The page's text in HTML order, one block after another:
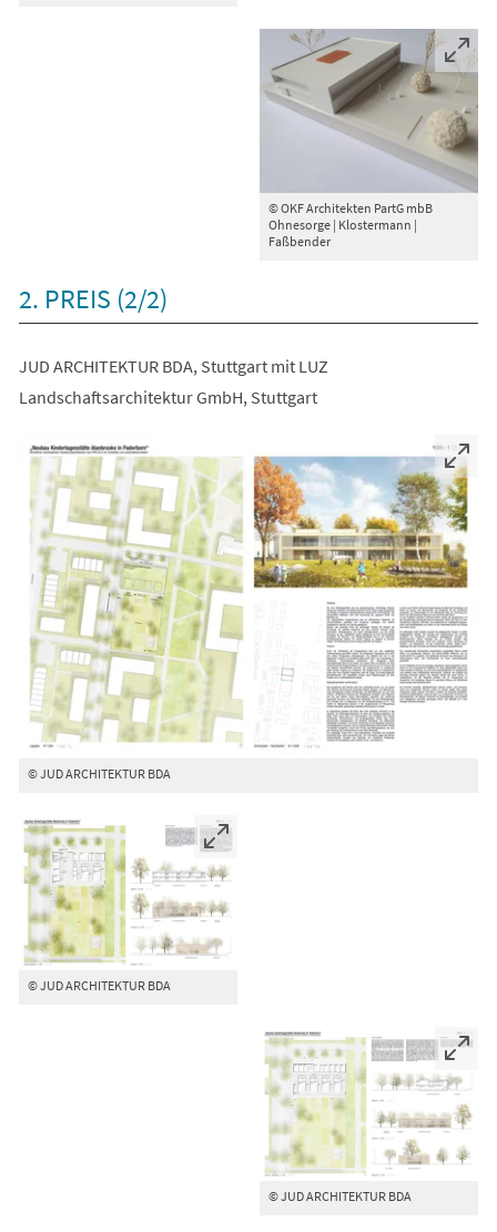
© OKF Architekten PartG mbB
Ohnesorge | Klostermann |
Faßbender
2. PREIS (2/2)
JUD ARCHITEKTUR BDA, Stuttgart mit LUZ
Landschaftsarchitektur GmbH, Stuttgart
© JUD ARCHITEKTUR BDA
© JUD ARCHITEKTUR BDA
© JUD ARCHITEKTUR BDA